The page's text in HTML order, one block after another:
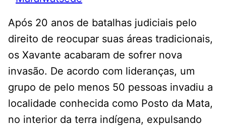
Após 20 anos de batalhas judiciais pelo
direito de reocupar suas áreas tradicionais,
os Xavante acabaram de sofrer nova
invasão. De acordo com lideranças, um
grupo de pelo menos 50 pessoas invadiu a
localidade conhecida como Posto da Mata,
no interior da terra indígena, expulsando